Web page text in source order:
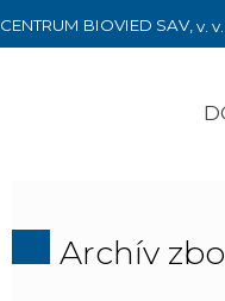
CENTRUM BIOVIED SAV, v. v.
Archív